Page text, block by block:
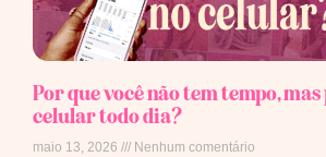
Por que você não tem tempo,
celular todo dia?
maio 13, 2026 Nenhum comentário